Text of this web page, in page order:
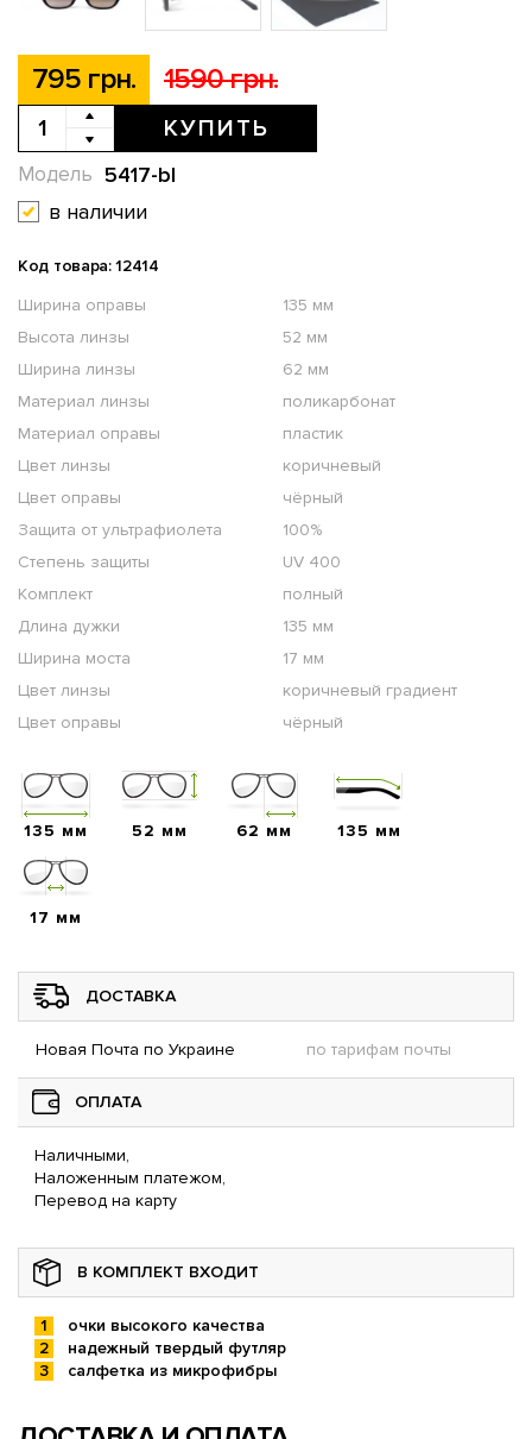
795 грн. 1590 грн.
КУПИТЬ
5417-bl
Модель
в наличии
Код товара: 12414
Ширина оправы
135 мм
Высота линзы
52 мм
Ширина линзы
62 мм
Материал линзы
поликарбонат
Материал оправы
пластик
Цвет линзы
коричневый
Цвет оправы
чёрный
Защита от ультрафиолета
100%
Степень защиты
UV 400
Комплект
полный
Длина дужки
135 мм
Ширина моста
17 мм
Цвет линзы
коричневый градиент
Цвет оправы
чёрный
135 мм 52 мм 62 мм 135 мм
17 мм
ДОСТАВКА
Новая Почта по Украине по тарифам почты
ОПЛАТА
Наличными,
Наложенным платежом,
Перевод на карту
В КОМПЛЕКТ ВХОДИТ
очки высокого качества
надежный твердый футляр
салфетка из микрофибры